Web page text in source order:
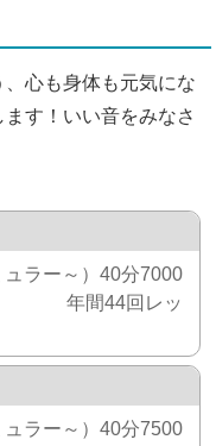
心も身体も元気にな
す！いい音をみなさ
ラー～）40分7000
円 年間44回レッ
ラー～）40分7500